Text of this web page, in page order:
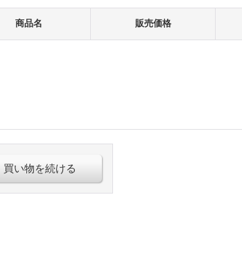
商品名 販売価格
買い物を続ける